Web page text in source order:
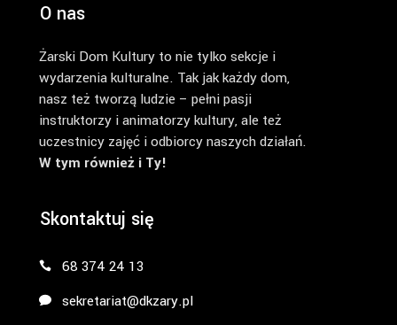
O nas
Żarski Dom Kultury to nie tylko sekcje i
wydarzenia kulturalne. Tak jak każdy dom,
nasz też tworzą ludzie – pełni pasji
instruktorzy i animatorzy kultury, ale też
uczestnicy zajęć i odbiorcy naszych działań.
W tym również i Ty!
Skontaktuj się
68 374 24 13
sekretariat@dkzary.pl